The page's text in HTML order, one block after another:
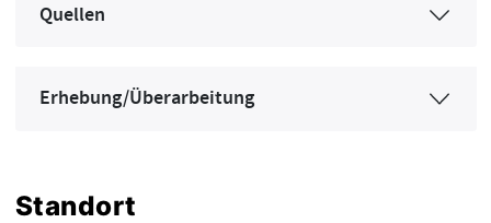
Quellen
Erhebung/Überarbeitung
Standort